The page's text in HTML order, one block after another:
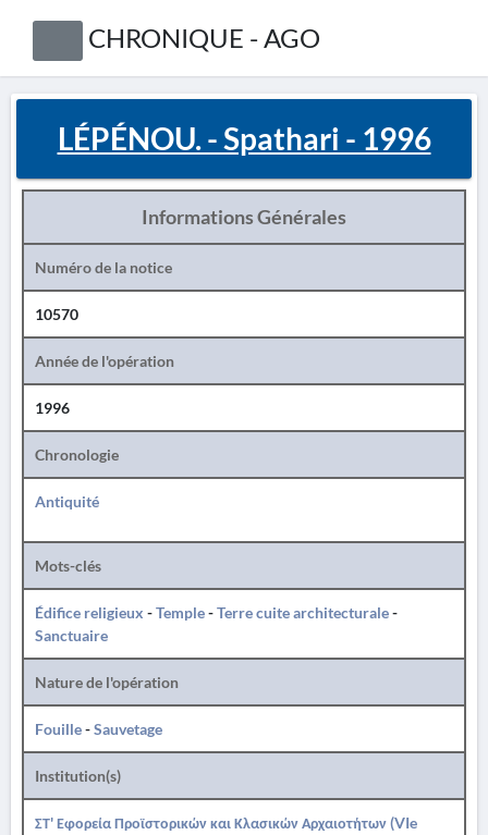
CHRONIQUE - AGO
LÉPÉNOU. - Spathari - 1996
Informations Générales
Numéro de la notice
10570
Année de l'opération
1996
Chronologie
Antiquité
Mots-clés
Édifice religieux -Temple-Terre cuite architecturale-
Sanctuaire
Nature de l'opération
Fouille-Sauvetage
Institution(s)
ΣΤ' Εφορεία Προϊστορικών και Κλασικών Αρχαιοτήτων (VIe